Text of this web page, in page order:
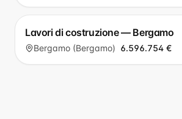
Lavori di costruzione — Bergamo
Bergamo (Bergamo) 6.596.754 €